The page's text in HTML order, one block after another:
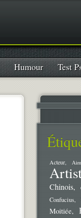
Humour Test
Acteur
Chinois
Confucius
Moitiée